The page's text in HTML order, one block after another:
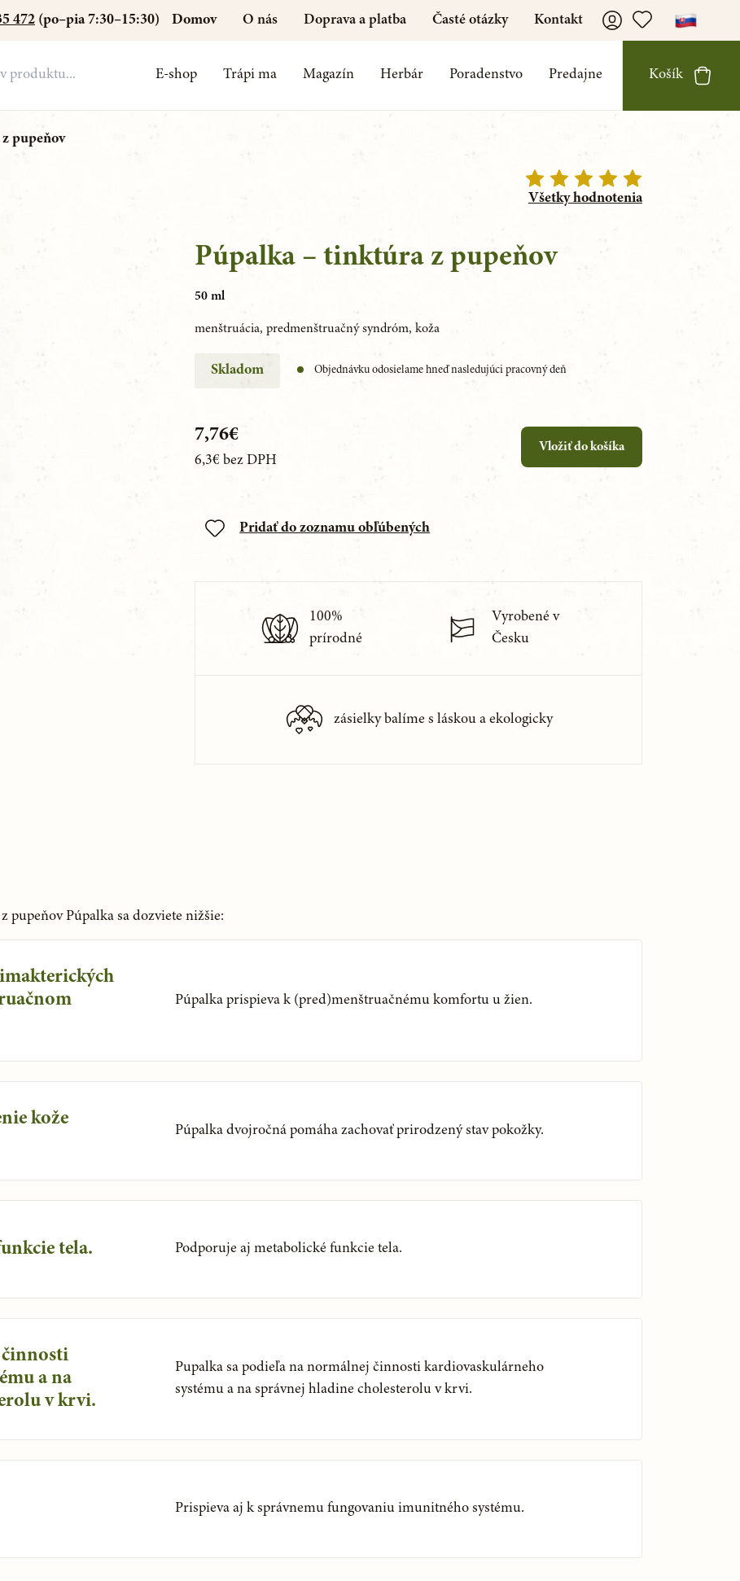
472 (po–pia 7:30–15:30) Domov O nás Doprava a platba Časté otázky Kontakt
E-shop Trápi ma Magazín Herbár Poradenstvo Predajne Košík
pupeňov
Všetky hodnotenia
Púpalka – tinktúra z pupeňov
50 ml
menštruácia, predmenštruačný syndróm, koža
Skladom Objednávku odosielame hneď nasledujúci pracovný deň
7,76€
6,3€ bez DPH
Vložiť do košíka
Pridať do zoznamu obľúbených
100%
prírodné
Vyrobené v
Česku
zásielky balíme s láskou a ekologicky
Púpalka sa dozviete nižšie:
Púpalka prispieva k (pred)menštruačnému komfortu u žien.
kože
Púpalka dvojročná pomáha zachovať prirodzený stav pokožky.
tela. Podporuje aj metabolické funkcie tela.
činnosti
a na
v krvi.
Pupalka sa podieľa na normálnej činnosti kardiovaskulárneho
systému a na správnej hladine cholesterolu v krvi.
Prispieva aj k správnemu fungovaniu imunitného systému.